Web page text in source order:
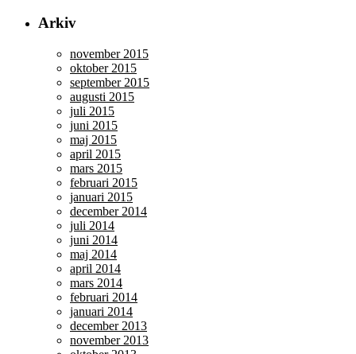
Arkiv
november 2015
oktober 2015
september 2015
augusti 2015
juli 2015
juni 2015
maj 2015
april 2015
mars 2015
februari 2015
januari 2015
december 2014
juli 2014
juni 2014
maj 2014
april 2014
mars 2014
februari 2014
januari 2014
december 2013
november 2013